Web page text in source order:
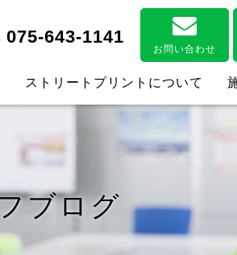
075-643-1141
お問い合わせ
ストリートプリントについて
ブログ